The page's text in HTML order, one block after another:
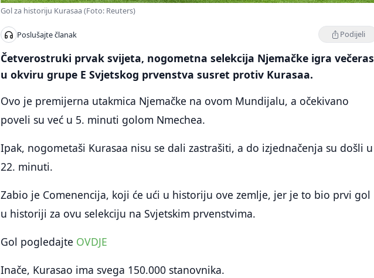
Gol za historiju Kurasaa (Foto: Reuters)
Poslušajte članak Podijeli
Četverostruki prvak svijeta, nogometna selekcija Njemačke igra večeras
u okviru grupe E Svjetskog prvenstva susret protiv Kurasaa.
Ovo je premijerna utakmica Njemačke na ovom Mundijalu, a očekivano
poveli su već u 5. minuti golom Nmechea.
Ipak, nogometaši Kurasaa nisu se dali zastrašiti, a do izjednačenja su došli u
22. minuti.
Zabio je Comenencija, koji će ući u historiju ove zemlje, jer je to bio prvi gol
u historiji za ovu selekciju na Svjetskim prvenstvima.
Gol pogledajte OVDJE
Inače, Kurasao ima svega 150.000 stanovnika.